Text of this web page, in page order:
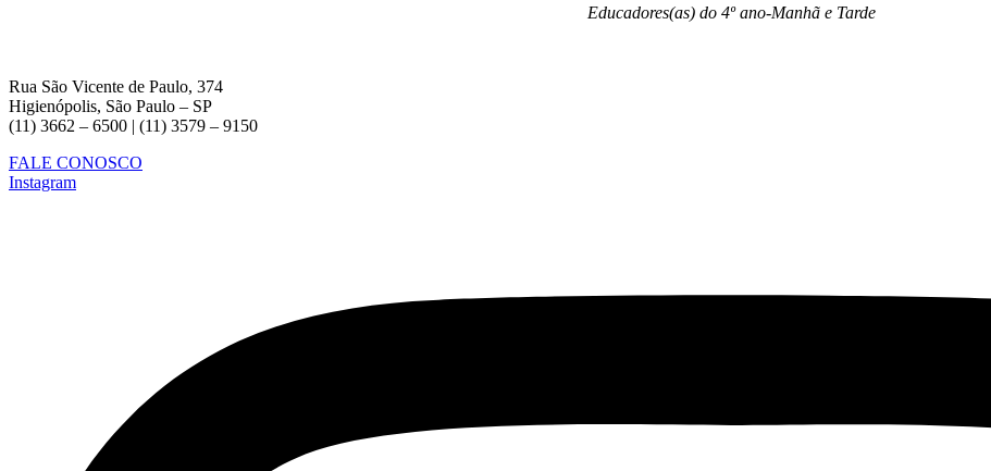
Educadores(as) do 4º ano-Manhã e Tarde
Rua São Vicente de Paulo, 374
Higienópolis, São Paulo – SP
(11) 3662 – 6500 | (11) 3579 – 9150
FALE CONOSCO
Instagram